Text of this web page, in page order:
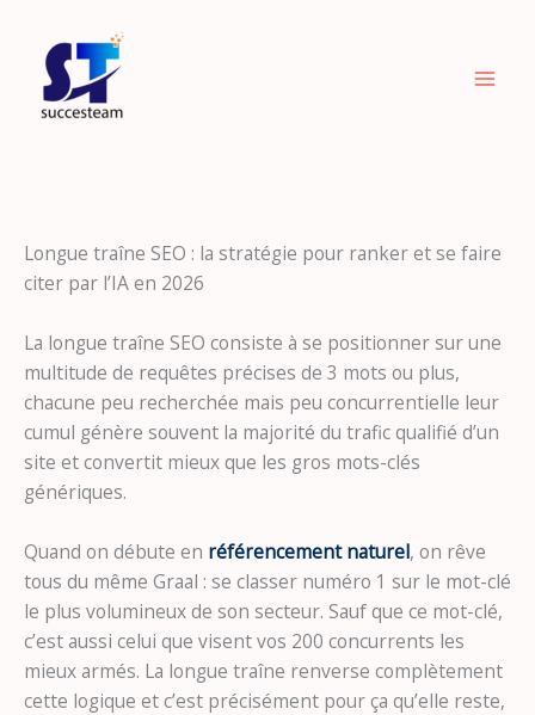
contenu
Longue traîne SEO : la stratégie pour ranker et se faire
citer par l’IA en 2026
La longue traîne SEO consiste à se positionner sur une
multitude de requêtes précises de 3 mots ou plus,
chacune peu recherchée mais peu concurrentielle leur
cumul génère souvent la majorité du trafic qualifié d’un
site et convertit mieux que les gros mots-clés
génériques.
Quand on débute en référencement naturel, on rêve
tous du même Graal : se classer numéro 1 sur le mot-clé
le plus volumineux de son secteur. Sauf que ce mot-clé,
c’est aussi celui que visent vos 200 concurrents les
mieux armés. La longue traîne renverse complètement
cette logique et c’est précisément pour ça qu’elle reste,